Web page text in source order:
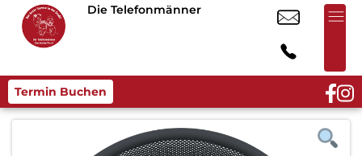
Die Telefonmänner
Termin Buchen